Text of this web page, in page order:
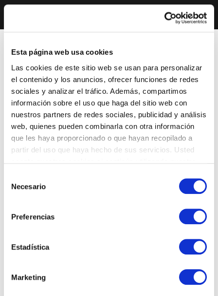
Esta página web usa cookies
Las cookies de este sitio web se usan para personalizar
el contenido y los anuncios, ofrecer funciones de redes
sociales y analizar el tráfico. Además, compartimos
información sobre el uso que haga del sitio web con
nuestros partners de redes sociales, publicidad y análisis
web, quienes pueden combinarla con otra información
que les haya proporcionado o que hayan recopilado a
partir del uso que haya hecho de sus servicios. Usted
Necesario
Preferencias
Estadística
Marketing